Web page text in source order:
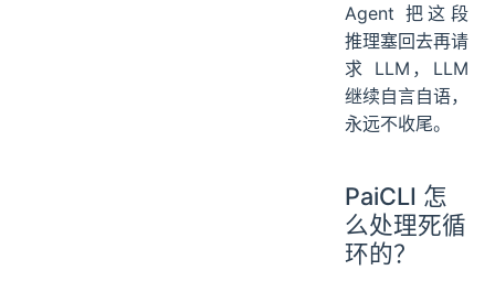
Agent 把这段
推理塞回去再请
求 LLM，LLM
继续自言自语，
永远不收尾。
PaiCLI 怎
么处理死循
环的？